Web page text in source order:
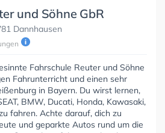
und Söhne GbR
Dannhausen
Fahrschule Reuter und Söhne
Fahrunterricht und einen sehr
in Bayern. Du wirst lernen,
BMW, Ducati, Honda, Kawasaki,
fahren. Achte darauf, dich zu
und geparkte Autos rund um die